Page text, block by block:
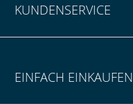
KUNDENSERVICE
EINFACH EINKAUFEN